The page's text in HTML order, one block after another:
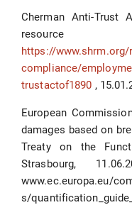
Cherman Anti-Trust
resource
https://
compliance/
trustactof1890 ,
European
damages based on
Treaty on the
Strasbourg,
www.ec.europa.eu/
s/